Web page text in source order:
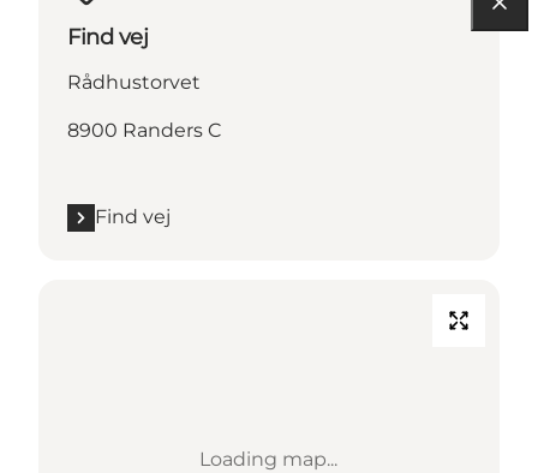
Find vej
Rådhustorvet
8900 Randers C
Find vej
Loading map...